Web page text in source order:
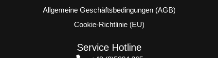
Allgemeine Geschäftsbedingungen (AGB)
Cookie-Richtlinie (EU)
Service Hotline